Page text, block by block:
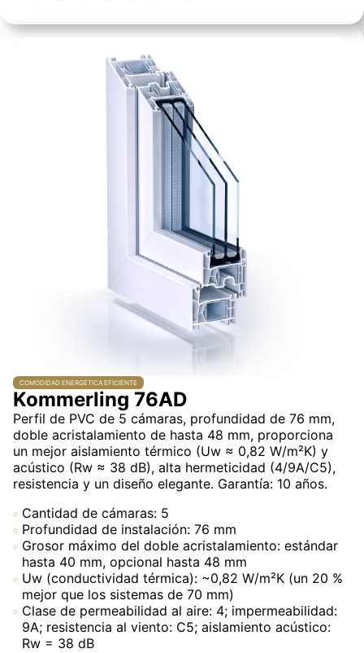
COMODIDAD ENERGÉTICA EFICIENTE
Kommerling 76AD
Perfil de PVC de 5 cámaras, profundidad de 76 mm,
doble acristalamiento de hasta 48 mm, proporciona
un mejor aislamiento térmico (Uw ≈ 0,82 W/m²K) y
acústico (Rw ≈ 38 dB), alta hermeticidad (4/9A/C5),
resistencia y un diseño elegante. Garantía: 10 años.
Cantidad de cámaras: 5
Profundidad de instalación: 76 mm
Grosor máximo del doble acristalamiento: estándar
hasta 40 mm, opcional hasta 48 mm
Uw (conductividad térmica): ~0,82 W/m²K (un 20 %
mejor que los sistemas de 70 mm)
Clase de permeabilidad al aire: 4; impermeabilidad:
9A; resistencia al viento: C5; aislamiento acústico:
Rw = 38 dB